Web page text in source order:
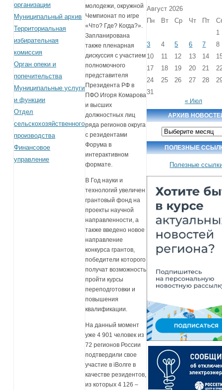
организации
Муниципальный архив
Территориальная
избирательная
комиссия
Орган опеки и
попечительства
Муниципальные услуги
и функции
Отдел
сельскохозяйственного
производства
Финансовое
управление
молодежи, окружной
Чемпионат по игре
«Что? Где? Когда?».
Запланирована
также пленарная
дискуссия с участием
полномочного
представителя
Президента РФ в
ПФО Игоря Комарова
и высших
должностных лиц
ряда регионов округа
с резидентами
Форума в
интерактивном
формате.
В Год науки и
технологий увеличен
грантовый фонд на
проекты научной
направленности, а
также введено новое
направление
конкурса грантов,
победители которого
получат возможность
пройти курсы
переподготовки и
повышения
квалификации.
На данный момент
уже 4 901 человек из
72 регионов России
подтвердили свое
участие в iВолге в
качестве резидентов,
из которых 4 126 –
Август 2026
Пн
Вт Ср Чт Пт
1
3
4 5 6 7
8
10
11 12 13 14
17
18 19 20 21
24
25 26 27 28
31
« Июл
АРХИВ
Архив
новостей
ПОЛЕЗНЫЕ
Полезные